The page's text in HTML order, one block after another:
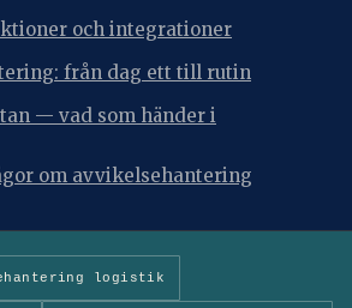
och integrationer
från dag ett till rutin
— vad som händer i
om avvikelsehantering
logistik